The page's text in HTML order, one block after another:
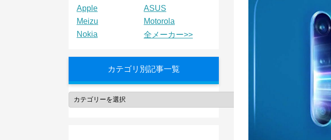
Apple
ASUS
Meizu
Motorola
Nokia
全メーカー>>
カテゴリ別記事一覧